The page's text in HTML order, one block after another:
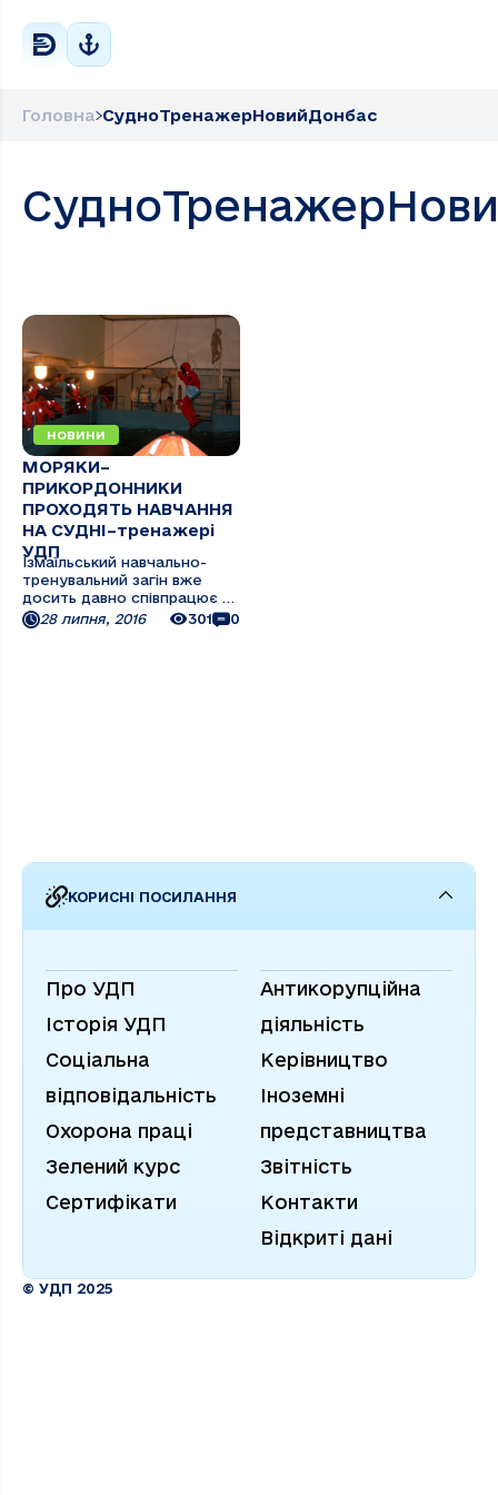
Головна СудноТренажерНовийДонбас
НОВИНИ
МОРЯКИ–
ПРИКОРДОННИКИ
ПРОХОДЯТЬ НАВЧАННЯ
НА СУДНІ–тренажері
УДП
Ізмаїльський навчально-
тренувальний загін вже
досить давно співпрацює з
Українським Дунайським
пароплавством. На базі
28 липня, 2016 301 0
КОРИСНІ ПОСИЛАННЯ
Про УДП
Історія УДП
Соціальна
відповідальність
Охорона праці
Зелений курс
Сертифікати
Антикорупційна
діяльність
Керівництво
Іноземні
представництва
Звітність
Контакти
Відкриті дані
© УДП 2025